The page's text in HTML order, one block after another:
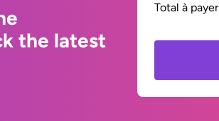
the latest
Total à payer